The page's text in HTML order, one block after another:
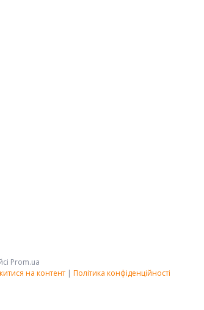
Prom.ua
на контент | Політика конфіденційності